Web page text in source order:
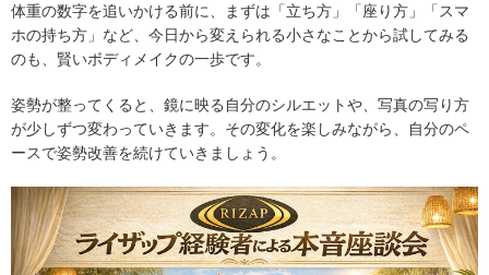
体重の数字を追いかける前に、まずは「立ち方」「座り方」「スマ
ホの持ち方」など、今日から変えられる小さなことから試してみる
のも、賢いボディメイクの一歩です。
姿勢が整ってくると、鏡に映る自分のシルエットや、写真の写り方
が少しずつ変わっていきます。その変化を楽しみながら、自分のペ
ースで姿勢改善を続けていきましょう。